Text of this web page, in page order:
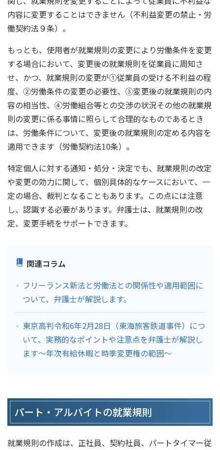
内容に変更することはできません（不利益変更の禁止・労
働契約法９条）。
もっとも、使用者が就業規則の変更により労働条件を変更
する場合において、変更後の就業規則を従業員に周知さ
せ、かつ、就業規則の変更が①従業員の受ける不利益の程
度、②労働条件の変更の必要性、③変更後の就業規則の内
容の相当性、④労働組合等との交渉の状況その他の就業規
則の変更に係る事情に照らして合理的なものであるとき
は、労働条件について、変更後の就業規則の定める内容を
適用できます（労働契約法10条）。
特定個人に対する通知・処分・決定でも、就業規則の改定
や変更の効力に関して、個別具体的なケースにおいて、一
定の場合、裁判となることもあります。この点には注意
し、認識する必要があります。弁護士は、就業規則の改
定、変更手続をサポートできます。
関連コラム
フリーランス新法と労働法との関係性や適用範囲に
ついて、弁護士が解説します。
東京高判令和6年2月28日（東海旅客鉄道事件）につ
いて、実務的なポイントや注意点を弁護士が解説し
ます～年次有給休暇と時季変更権の範囲～
パート・アルバイトの就業規則
就業規則の作成は、正社員、契約社員、パートタイマー従